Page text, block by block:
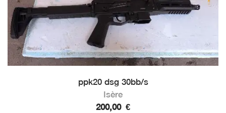
ppk20 dsg 30bb/s
Isère
200,00 €